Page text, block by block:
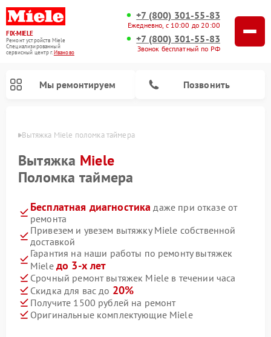
FIX-MIELE
Ремонт устройств Miele
Специализированный
cервисный центр г.Иваново
+7 (800) 301-55-83
Ежедневно, с 10:00 до 20:00
+7 (800) 301-55-83
Звонок бесплатный по РФ
Мы ремонтируем Позвонить
Вытяжка Miele поломка таймера
Вытяжка Miele
Поломка таймера
Бесплатная диагностика даже при отказе от
ремонта
Привезем и увезем вытяжку Miele собственной
доставкой
Гарантия на наши работы по ремонту вытяжек
Miele до 3-х лет
Срочный ремонт вытяжек Miele в течении часа
Скидка для вас до 20%
Получите 1500 рублей на ремонт
Оригинальные комплектующие Miele